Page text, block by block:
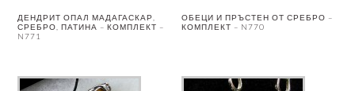
ДЕНДРИТ ОПАЛ МАДАГАСКАР,
СРЕБРО, ПАТИНА – КОМПЛЕКТ –
N771
ОБЕЦИ И ПРЪСТЕН ОТ СРЕБРО –
КОМПЛЕКТ – N770